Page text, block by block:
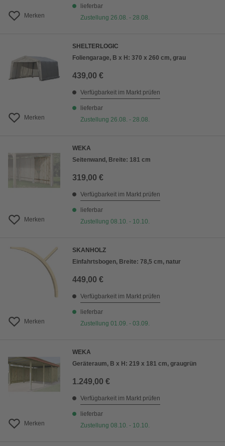
Merken
lieferbar
Zustellung 26.08. - 28.08.
Merken
SHELTERLOGIC
Foliengarage, B x H: 370 x 260 cm, grau
439,00 €
Verfügbarkeit im Markt prüfen
lieferbar
Zustellung 26.08. - 28.08.
Merken
WEKA
Seitenwand, Breite: 181 cm
319,00 €
Verfügbarkeit im Markt prüfen
lieferbar
Zustellung 08.10. - 10.10.
Merken
SKANHOLZ
Einfahrtsbogen, Breite: 78,5 cm, natur
449,00 €
Verfügbarkeit im Markt prüfen
lieferbar
Zustellung 01.09. - 03.09.
Merken
WEKA
Geräteraum, B x H: 219 x 181 cm, graugrün
1.249,00 €
Verfügbarkeit im Markt prüfen
lieferbar
Zustellung 08.10. - 10.10.